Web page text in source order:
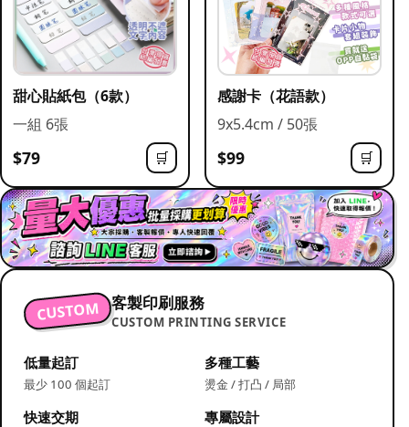
甜心貼紙包（6款）
一組 6張
$79 🛒
感謝卡（花語款）
9x5.4cm / 50張
$99 🛒
CUSTOM 客製印刷服務
CUSTOM PRINTING SERVICE
低量起訂
最少 100 個起訂
多種工藝
燙金 / 打凸 / 局部
快速交期 專屬設計